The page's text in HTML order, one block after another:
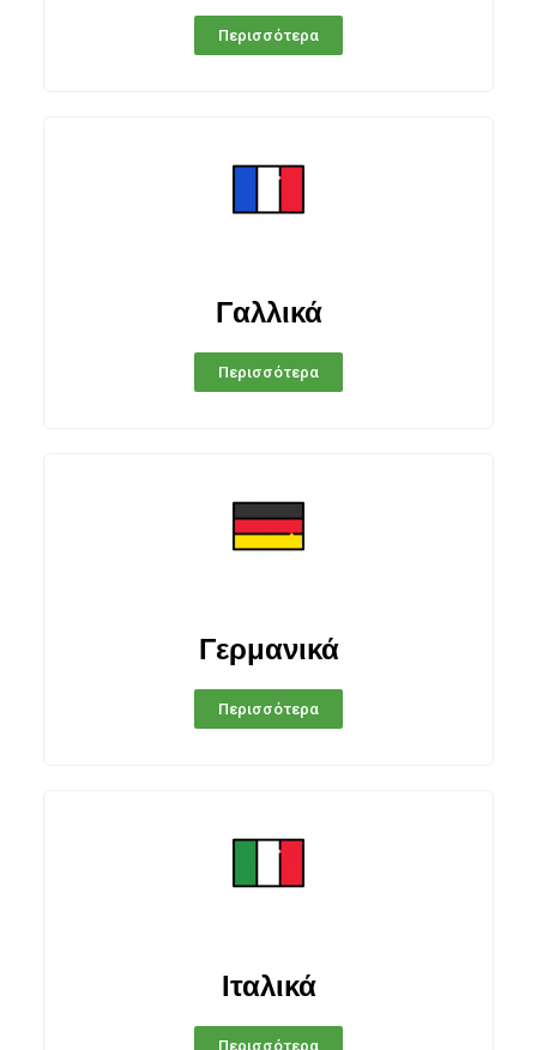
Περισσότερα
Γαλλικά
Περισσότερα
Γερμανικά
Περισσότερα
Ιταλικά
Περισσότερα